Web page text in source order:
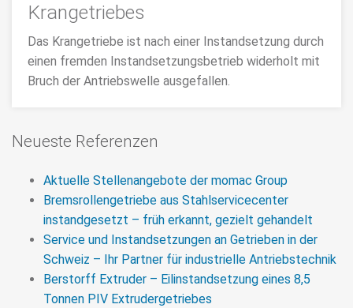
Krangetriebes
Das Krangetriebe ist nach einer Instandsetzung durch
einen fremden Instandsetzungsbetrieb widerholt mit
Bruch der Antriebswelle ausgefallen.
Neueste Referenzen
Aktuelle Stellenangebote der momac Group
Bremsrollengetriebe aus Stahlservicecenter
instandgesetzt – früh erkannt, gezielt gehandelt
Service und Instandsetzungen an Getrieben in der
Schweiz – Ihr Partner für industrielle Antriebstechnik
Berstorff Extruder – Eilinstandsetzung eines 8,5
Tonnen PIV Extrudergetriebes